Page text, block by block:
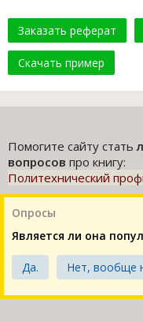
Заказать реферат
Скачать пример
Помогите сайту стать
вопросов про книгу:
Политехнический
Опросы
Является ли она
Да. Нет, вообще